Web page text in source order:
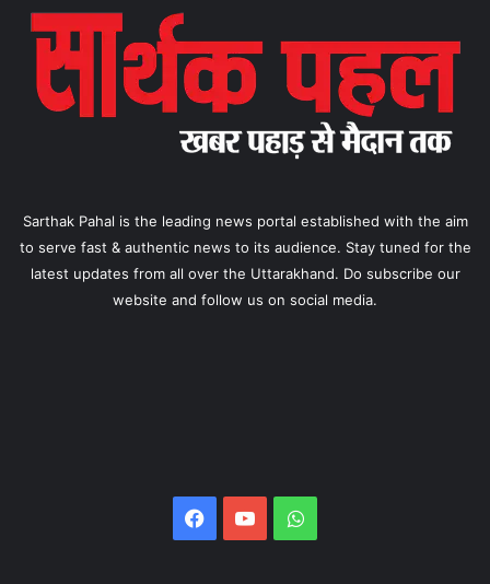
Sarthak Pahal is the leading news portal established with the aim
to serve fast & authentic news to its audience. Stay tuned for the
latest updates from all over the Uttarakhand. Do subscribe our
website and follow us on social media.
Facebook
YouTubeWhatsApp